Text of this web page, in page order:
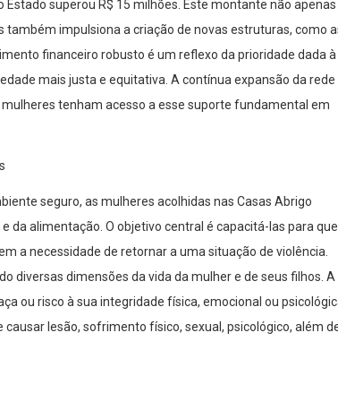
superou R$ 15 milhões. Este montante não apenas
impulsiona a criação de novas estruturas, como
financeiro robusto é um reflexo da prioridade dada à
mais justa e equitativa. A contínua expansão da rede
tenham acesso a esse suporte fundamental em
seguro, as mulheres acolhidas nas Casas Abrigo
da alimentação. O objetivo central é capacitá-las para que
a necessidade de retornar a uma situação de violência.
diversas dimensões da vida da mulher e de seus filhos. A
ou risco à sua integridade física, emocional ou
lesão, sofrimento físico, sexual, psicológico, além